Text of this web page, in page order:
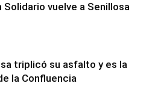
Solidario vuelve a Senillosa
triplicó su asfalto y es la
la Confluencia